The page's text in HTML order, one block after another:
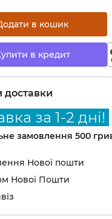
в кошик
в кредит
доставки
за 1-2 дні!
замовлення 500
Нової пошти
Нової Пошти